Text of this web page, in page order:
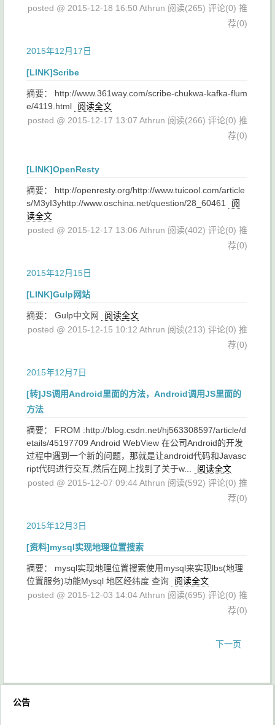
posted @ 2015-12-18 16:50 Athrun 阅读(265) 评论(0) 推
荐(0)
2015年12月17日
[LINK]Scribe
摘要： http://www.361way.com/scribe-chukwa-kafka-flum
e/4119.html
阅读全文
posted @ 2015-12-17 13:07 Athrun 阅读(266) 评论(0) 推
荐(0)
[LINK]OpenResty
摘要： http://openresty.org/http://www.tuicool.com/article
s/M3yI3yhttp://www.oschina.net/question/28_60461
阅
读全文
posted @ 2015-12-17 13:06 Athrun 阅读(402) 评论(0) 推
荐(0)
2015年12月15日
[LINK]Gulp网站
摘要： Gulp中文网
阅读全文
posted @ 2015-12-15 10:12 Athrun 阅读(213) 评论(0) 推
荐(0)
2015年12月7日
[转]JS调用Android里面的方法，Android调用JS里面的
方法
摘要： FROM :http://blog.csdn.net/hj563308597/article/d
etails/45197709 Android WebView 在公司Android的开发
过程中遇到一个新的问题，那就是让android代码和Javasc
ript代码进行交互,然后在网上找到了关于w...
阅读全文
posted @ 2015-12-07 09:44 Athrun 阅读(592) 评论(0) 推
荐(0)
2015年12月3日
[资料]mysql实现地理位置搜索
摘要： mysql实现地理位置搜索使用mysql来实现lbs(地理
位置服务)功能Mysql 地区经纬度 查询
阅读全文
posted @ 2015-12-03 14:04 Athrun 阅读(695) 评论(0) 推
荐(0)
下一页
公告